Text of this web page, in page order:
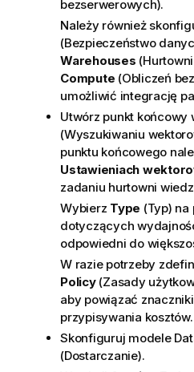
bezserwerowych).
Należy również
(Bezpieczeństwo
Warehouses
Compute (Obliczeń
umożliwić integrację
Utwórz punkt końcowy
(Wyszukiwaniu
punktu końcowego
Ustawieniach
zadaniu hurtowni
Wybierz Type (Typ)
dotyczących
odpowiedni do
W razie potrzeby
Policy(Zasady
aby powiązać
przypisywania kosztów.
Skonfiguruj modele
(Dostarczanie).